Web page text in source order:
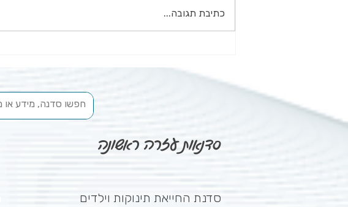
כתיבת תגובה...
סדנאות עזרה ראשונה
סדנת החייאת תינוקות וילדים